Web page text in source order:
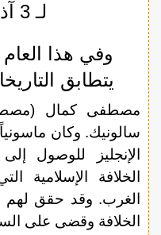
لـ 3 آذار 1924م.
يتطابق التاريخان 27 رجب و3
مصطفى كمال
سالونيك. وكان
الإنجليز للوصول
الخلافة
الخلافة وقضى على